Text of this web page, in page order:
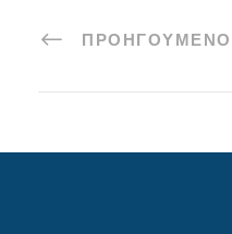
ΠΡΟΗΓΟΎΜΕΝΟ